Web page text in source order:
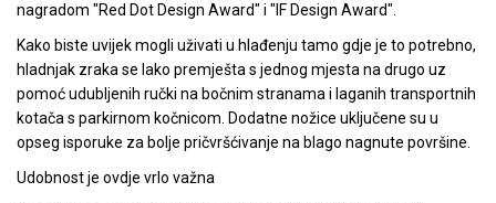
nagradom "Red Dot Design Award" i "IF Design Award".
Kako biste uvijek mogli uživati u hlađenju tamo gdje je to potrebno,
hladnjak zraka se lako premješta s jednog mjesta na drugo uz
pomoć udubljenih ručki na bočnim stranama i laganih transportnih
kotača s parkirnom kočnicom. Dodatne nožice uključene su u
opseg isporuke za bolje pričvršćivanje na blago nagnute površine.
Udobnost je ovdje vrlo važna